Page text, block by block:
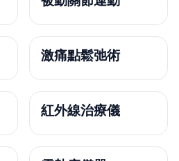
激痛點鬆弛術
紅外線治療儀